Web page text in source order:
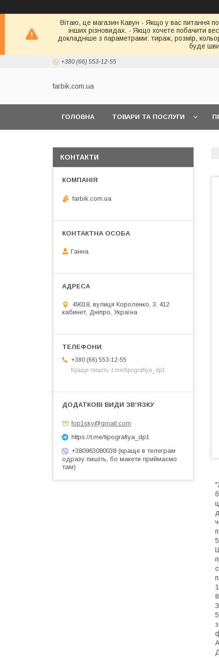
Вітаю, це магазин Кавун - Якщо у вас питання
інших різновидах. - Якщо хочете побачити
докладніше з параметрами: тираж, розмір,
буде
+380 (66) 553-12-55
farbik.com.ua
ГОЛОВНА ТОВАРИ ТА ПОСЛУГИ
КОНТАКТИ
farbik.com.ua
Ганна
49018, вулиця Короленко, 3, 412
кабинет, Дніпро, Україна
+380 (66) 553-12-55
Краще пишіть: t.me/tipografiya_dp1
fop1sky@gmail.com
https://t.me/tipografiya_dp1
+380963080038 (краще в телеграм
одразу пишіть, бо макети приймаємо
там)